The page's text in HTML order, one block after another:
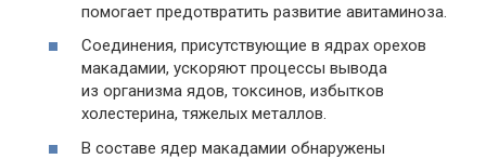
помогает предотвратить развитие авитаминоза.
Соединения, присутствующие в ядрах орехов
макадамии, ускоряют процессы вывода
из организма ядов, токсинов, избытков
холестерина, тяжелых металлов.
В составе ядер макадамии обнаружены